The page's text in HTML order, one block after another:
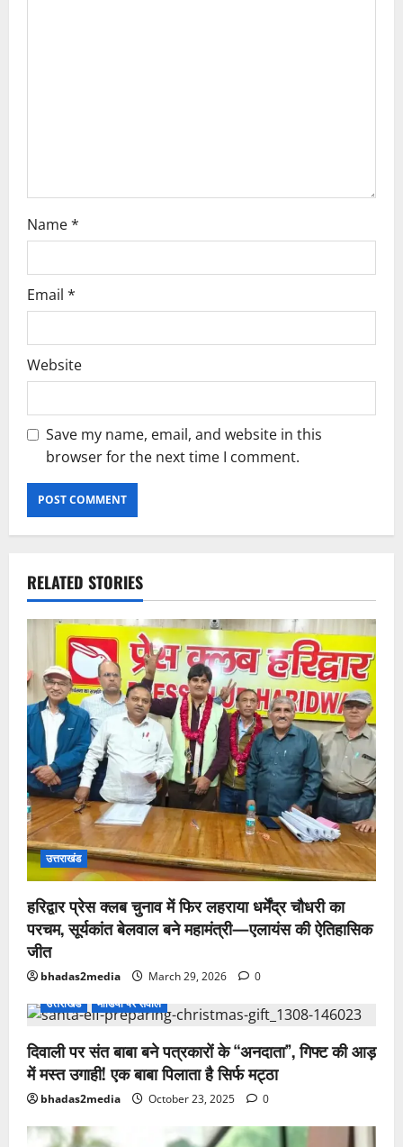
Name*
Email *
Website
Save my name, email, and website in this
browser for the next time I comment.
RELATED STORIES
उत्तराखंड
हरिद्वार प्रेस क्लब चुनाव में फिर लहराया धर्मेंद्र चौधरी का
परचम, सूर्यकांत बेलवाल बने महामंत्री—एलायंस की ऐतिहासिक
जीत
bhadas2media March 29, 2026
0
उत्तराखंड
मीडिया पर सवाल
दिवाली पर संत बाबा बने पत्रकारों के “अनदाता”, गिफ्ट की आड़
में मस्त उगाही! एक बाबा पिलाता है सिर्फ मट्ठा
bhadas2media October 23, 2025 0